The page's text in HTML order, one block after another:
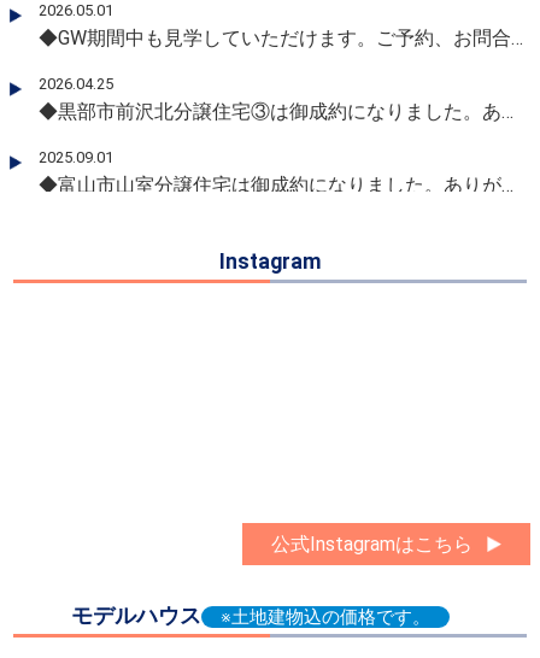
2026.05.01
◆GW期間中も見学していただけます。ご予約、お問合せお気軽にどうぞ♪
2026.04.25
◆黒部市前沢北分譲住宅③は御成約になりました。ありがとうございました！
2025.09.01
◆富山市山室分譲住宅は御成約になりました。ありがとうございました！
Instagram
公式Instagramはこちら
モデルハウス ※土地建物込の価格です。